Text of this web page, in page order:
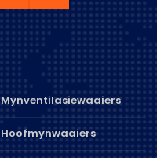
Mynventilasiewaaiers
Hoofmynwaaiers